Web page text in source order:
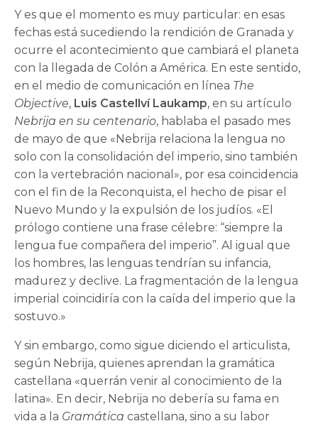
Y es que el momento es muy particular: en esas
fechas está sucediendo la rendición de Granada y
ocurre el acontecimiento que cambiará el planeta
con la llegada de Colón a América. En este sentido,
en el medio de comunicación en línea The
Objective, Luis Castellví Laukamp, en su artículo
Nebrija en su centenario, hablaba el pasado mes
de mayo de que «Nebrija relaciona la lengua no
solo con la consolidación del imperio, sino también
con la vertebración nacional», por esa coincidencia
con el fin de la Reconquista, el hecho de pisar el
Nuevo Mundo y la expulsión de los judíos. «El
prólogo contiene una frase célebre: “siempre la
lengua fue compañera del imperio”. Al igual que
los hombres, las lenguas tendrían su infancia,
madurez y declive. La fragmentación de la lengua
imperial coincidiría con la caída del imperio que la
sostuvo.»
Y sin embargo, como sigue diciendo el articulista,
según Nebrija, quienes aprendan la gramática
castellana «querrán venir al conocimiento de la
latina». En decir, Nebrija no debería su fama en
vida a la Gramática castellana, sino a su labor